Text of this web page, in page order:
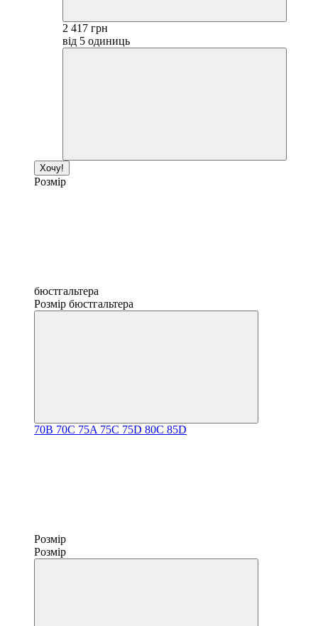
2 417 грн
від 5 одиниць
Хочу!
Розмір
бюстгальтера
Розмір бюстгальтера
70B 70C 75A 75C 75D 80C 85D
Розмір
Розмір